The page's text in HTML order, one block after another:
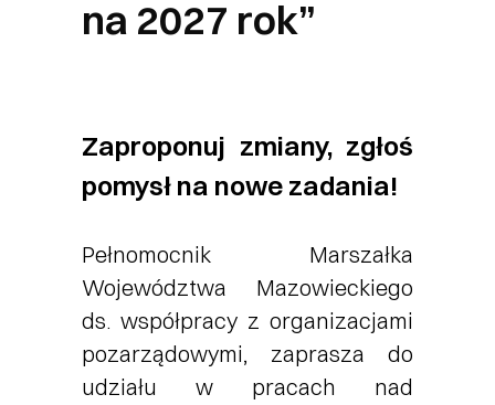
na 2027 rok”
Zaproponuj zmiany, zgłoś
pomysł na nowe zadania!
Pełnomocnik Marszałka
Województwa Mazowieckiego
ds. współpracy z organizacjami
pozarządowymi, zaprasza do
udziału w pracach nad